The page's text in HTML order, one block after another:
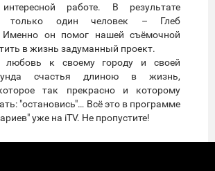
работе. В результате
только один человек – Глеб
Именно он помог нашей съёмочной
в жизнь задуманный проект.
любовь к своему городу и своей
счастья длиною в жизнь,
так прекрасно и которому
"остановись"… Всё это в программе
уже на iTV. Не пропустите!